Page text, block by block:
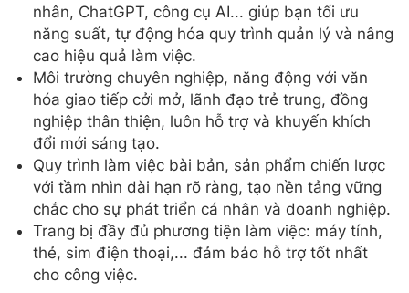
nhân, ChatGPT, công cụ AI... giúp bạn tối ưu
năng suất, tự động hóa quy trình quản lý và nâng
cao hiệu quả làm việc.
Môi trường chuyên nghiệp, năng động với văn
hóa giao tiếp cởi mở, lãnh đạo trẻ trung, đồng
nghiệp thân thiện, luôn hỗ trợ và khuyến khích
đổi mới sáng tạo.
Quy trình làm việc bài bản, sản phẩm chiến lược
với tầm nhìn dài hạn rõ ràng, tạo nền tảng vững
chắc cho sự phát triển cá nhân và doanh nghiệp.
Trang bị đầy đủ phương tiện làm việc: máy tính,
thẻ, sim điện thoại,... đảm bảo hỗ trợ tốt nhất
cho công việc.